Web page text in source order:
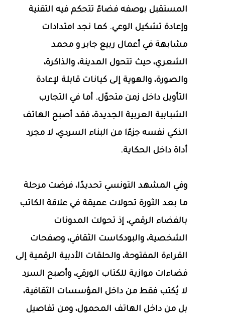
المستقبل بوصفه فضاءً تتحكم فيه التقنية
وإعادة تشكيل الوعي. كما نجد امتدادات
مشابهة في أعمال ربيع جابر و محمد
الشعري، حيث تتحول المدينة، والذاكرة،
والصورة، والهوية إلى كيانات قابلة لإعادة
التأويل داخل زمن متحوّل. أما في التجارب
الشبابية العربية الجديدة، فقد أصبح الهاتف
الذكي نفسه جزءًا من البناء السردي، لا مجرد
أداة داخل الحكاية.
وفي المشهد التونسي تحديدًا، فرضت مرحلة
ما بعد الثورة تحولات عميقة في علاقة الكاتب
بالفضاء الرقمي، إذ تحولت المدونات
الشخصية، والبودكاست الثقافي، وصفحات
القراءة المفتوحة، والحلقات الأدبية الرقمية إلى
فضاءات موازية للكتاب الورقي، وأصبح السرد
لا يُكتب فقط من داخل المؤسسات الثقافية،
بل من داخل الهاتف المحمول، ومن تفاصيل